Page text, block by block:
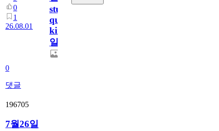
0
1
26.08.01
0
댓글
study
quiz
king769
일
196705
7월26일